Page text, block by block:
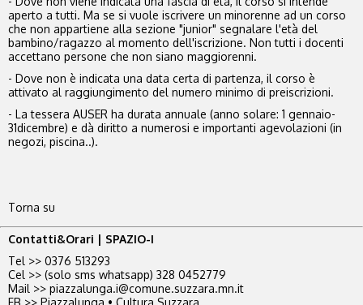
aperto a tutti. Ma se si vuole iscrivere un minorenne ad un corso
che non appartiene alla sezione "junior" segnalare l'età del
bambino/ragazzo al momento dell'iscrizione. Non tutti i docenti
accettano persone che non siano maggiorenni.
- Dove non è indicata una data certa di partenza, il corso è
attivato al raggiungimento del numero minimo di preiscrizioni.
- La tessera AUSER ha durata annuale (anno solare: 1 gennaio-
31dicembre) e dà diritto a numerosi e importanti agevolazioni (in
negozi, piscina..).
Torna su
Contatti&Orari | SPAZIO-I
Tel >> 0376 513293
Cel >> (solo sms whatsapp) 328 0452779
Mail >> piazzalunga.i@comune.suzzara.mn.it
FB >> Piazzalunga • Cultura Suzzara